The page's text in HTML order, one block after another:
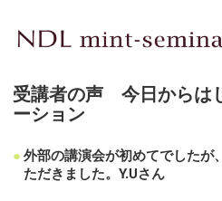
受講者の声 今日からは
ーション
外部の講演会が初めてでしたが
ただきました。Y.Uさん